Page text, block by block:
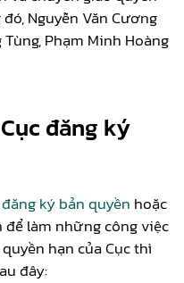
Nguyễn Văn Cương
Phạm Minh Hoàng
đăng ký
đăng ký bản quyền hoặc
để làm những công việc
hạn của Cục thì
đây: